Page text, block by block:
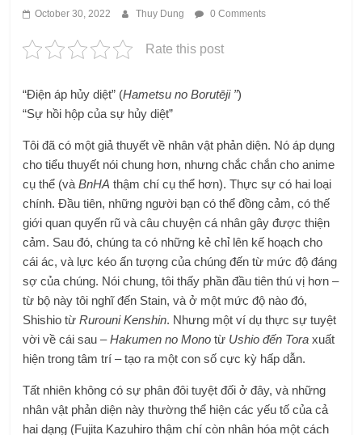
October 30, 2022 Thuy Dung 0 Comments
Rate this post
“Điện áp hủy diệt” (Hametsu no Borutēji ”)
“Sự hồi hộp của sự hủy diệt”
Tôi đã có một giả thuyết về nhân vật phản diện. Nó áp dụng
cho tiểu thuyết nói chung hơn, nhưng chắc chắn cho anime
cụ thể (vàBnHA thậm chí cụ thể hơn). Thực sự có hai loại
chính. Đầu tiên, những người bạn có thể đồng cảm, có thế
giới quan quyến rũ và câu chuyện cá nhân gây được thiện
cảm. Sau đó, chúng ta có những kẻ chỉ lên kế hoạch cho
cái ác, và lực kéo ấn tượng của chúng đến từ mức độ đáng
sợ của chúng. Nói chung, tôi thấy phần đầu tiên thú vị hơn –
từ bộ này tôi nghĩ đến Stain, và ở một mức độ nào đó,
Shishio từRurouni Kenshin. Nhưng một ví dụ thực sự tuyệt
vời về cái sau –Hakumen no Monotừ Ushio đến Tora xuất
hiện trong tâm trí – tạo ra một con số cực kỳ hấp dẫn.
Tất nhiên không có sự phân đôi tuyệt đối ở đây, và những
nhân vật phản diện này thường thể hiện các yếu tố của cả
hai dạng (Fujita Kazuhiro thậm chí còn nhân hóa một cách